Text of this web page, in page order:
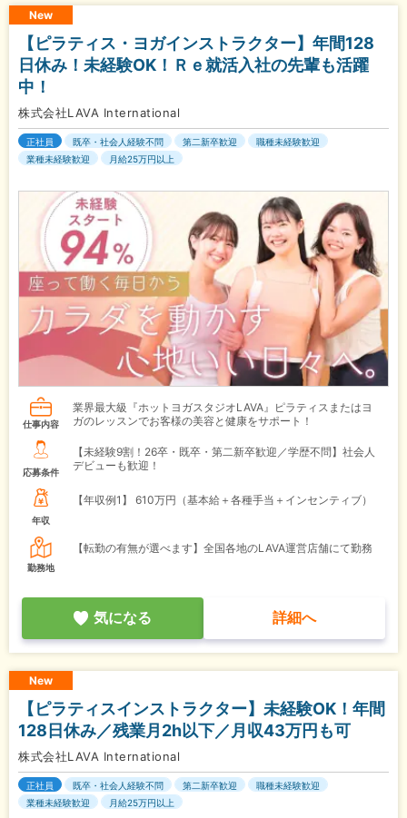
New
【ピラティス・ヨガインストラクター】年間128
日休み！未経験OK！Ｒｅ就活入社の先輩も活躍
中！
株式会社LAVA International
正社員 既卒・社会人経験不問 第二新卒歓迎
職種未経験歓迎
業種未経験歓迎
月給25万円以上
仕事内容
業界最大級『ホットヨガスタジオLAVA』ピラティスまたはヨ
ガのレッスンでお客様の美容と健康をサポート！
応募条件
【未経験9割！26卒・既卒・第二新卒歓迎／学歴不問】社会人
デビューも歓迎！
年収
【年収例1】 610万円（基本給＋各種手当＋インセンティブ）
勤務地
【転勤の有無が選べます】全国各地のLAVA運営店舗にて勤務
気になる 詳細へ
New
【ピラティスインストラクター】未経験OK！年間
128日休み／残業月2h以下／月収43万円も可
株式会社LAVA International
正社員 既卒・社会人経験不問 第二新卒歓迎
職種未経験歓迎
業種未経験歓迎
月給25万円以上